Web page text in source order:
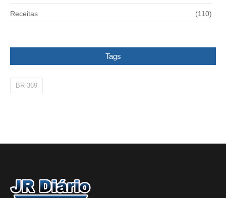
Receitas (110)
Tags
BR-369